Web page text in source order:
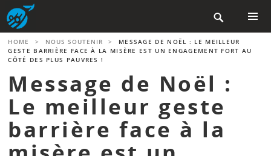
Aller
au
contenu
principal

MENU
HOME > NOUS SOUTENIR >
MESSAGE DE NOËL : LE MEILLEUR
GESTE BARRIÈRE FACE À LA MISÈRE EST UN ENGAGEMENT FORT AU
CÔTÉ DES PLUS PAUVRES !
Message de Noël :
Le meilleur geste
barrière face à la